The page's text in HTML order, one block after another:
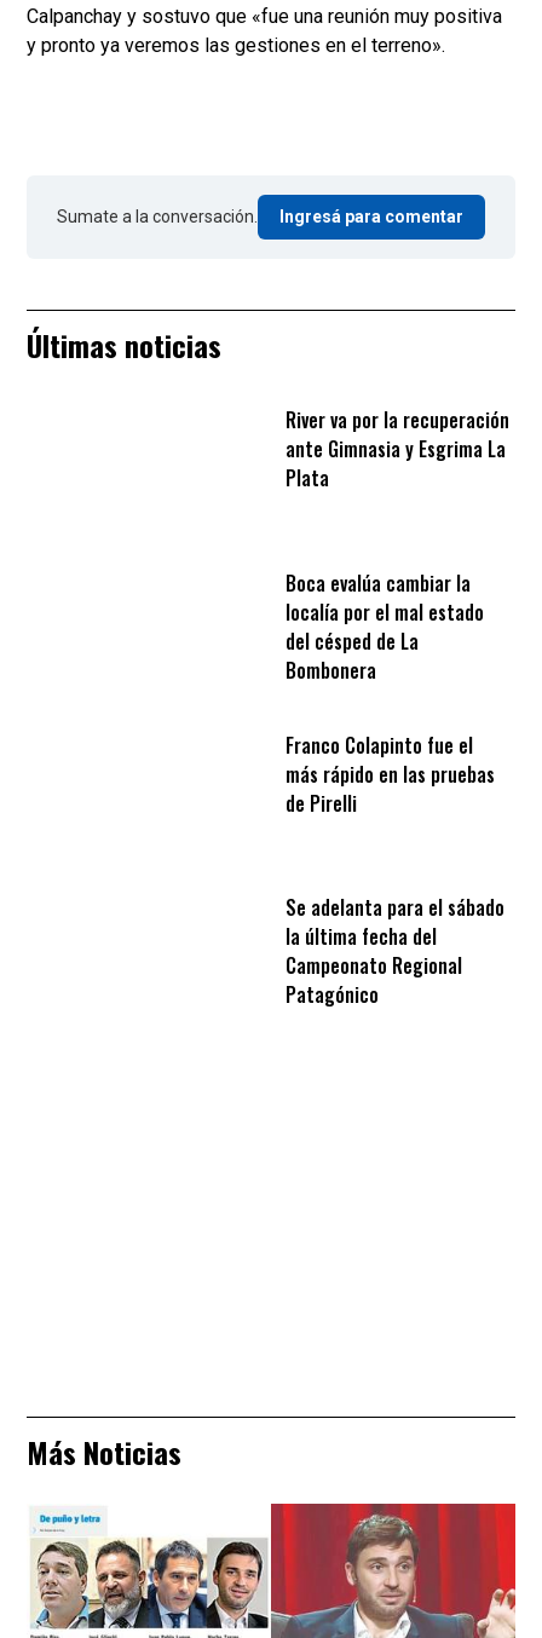
Calpanchay y sostuvo que «fue una reunión muy positiva
y pronto ya veremos las gestiones en el terreno».
Sumate a la conversación. Ingresá para comentar
Últimas noticias
River va por la recuperación
ante Gimnasia y Esgrima La
Plata
Boca evalúa cambiar la
localía por el mal estado
del césped de La
Bombonera
Franco Colapinto fue el
más rápido en las pruebas
de Pirelli
Se adelanta para el sábado
la última fecha del
Campeonato Regional
Patagónico
Más Noticias